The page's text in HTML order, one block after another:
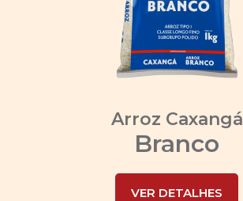
Arroz Caxangá
Branco
VER DETALHES